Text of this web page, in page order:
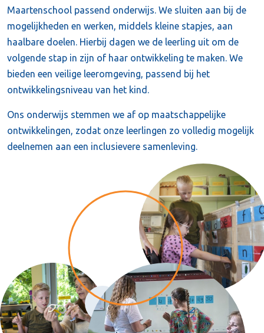
Maartenschool passend onderwijs. We sluiten aan bij de
mogelijkheden en werken, middels kleine stapjes, aan
haalbare doelen. Hierbij dagen we de leerling uit om de
volgende stap in zijn of haar ontwikkeling te maken. We
bieden een veilige leeromgeving, passend bij het
ontwikkelingsniveau van het kind.
Ons onderwijs stemmen we af op maatschappelijke
ontwikkelingen, zodat onze leerlingen zo volledig mogelijk
deelnemen aan een inclusievere samenleving.